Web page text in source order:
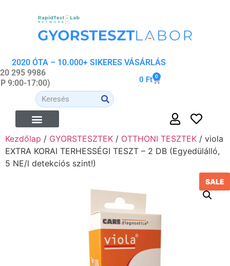
2020 ÓTA – 10.000+ SIKERES VÁSÁRLÁS
295 9986
9:00-17:00)
0 Ft 0
Kezdőlap / GYORSTESZTEK / OTTHONI TESZTEK / viola
EXTRA KORAI TERHESSÉGI TESZT – 2 DB (Egyedülálló,
5 NE/l detekciós szint!)
SALE